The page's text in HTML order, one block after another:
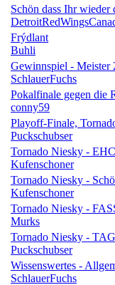
Schön dass Ihr wieder
Frýdlant
Buhli
Gewinnspiel - Meister
SchlauerFuchs
Pokalfinale gegen die
conny59
Playoff-Finale,
Puckschubser
Tornado Niesky -
Kufenschoner
Tornado Niesky -
Kufenschoner
Tornado Niesky -
Murks
Tornado Niesky -
Puckschubser
Wissenswertes -
SchlauerFuchs